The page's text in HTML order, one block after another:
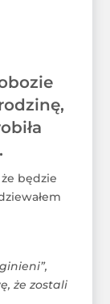
będzie
że zostali